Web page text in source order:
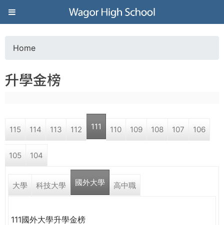
Jump to navigation
葳
格
高
學
o
a
r
e
Home
升學金榜
115 114 113 112 111 110 109 108 107 106
105 104
大學 科技大學 國外大學 高中職
111國外大學升學金榜